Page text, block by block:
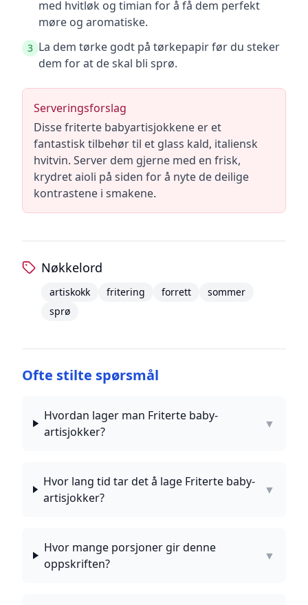
med hvitløk og timian for å få dem perfekt
møre og aromatiske.
3 La dem tørke godt på tørkepapir før du steker
dem for at de skal bli sprø.
Serveringsforslag
Disse friterte babyartisjokkene er et
fantastisk tilbehør til et glass kald, italiensk
hvitvin. Server dem gjerne med en frisk,
krydret aioli på siden for å nyte de deilige
kontrastene i smakene.
Nøkkelord
artiskokk fritering forrett
sommer
sprø
Ofte stilte spørsmål
Hvordan lager man Friterte baby-
artisjokker?
▼
Hvor lang tid tar det å lage Friterte baby-
artisjokker?
▼
Hvor mange porsjoner gir denne
oppskriften?
▼